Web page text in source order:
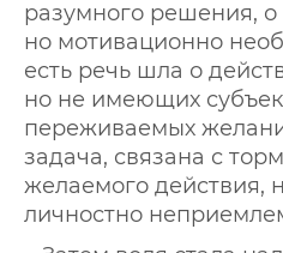
разумного решения, о
но мотивационно
есть речь шла о
но не имеющих
переживаемых
задача, связана с
желаемого действия,
личностно